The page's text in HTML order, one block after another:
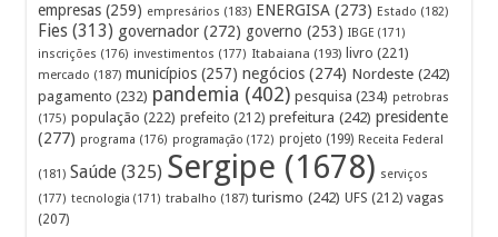
empresas (259) empresários (183) ENERGISA (273) Estado (182)
Fies (313) governador (272) governo (253) IBGE (171)
inscrições (176) investimentos (177) Itabaiana (193) livro (221)
mercado (187) municípios (257) negócios (274) Nordeste (242)
pagamento (232) pandemia (402) pesquisa (234) petrobras
(175) população (222) prefeito (212) prefeitura (242) presidente
(277) programa (176) programação (172) projeto (199) Receita Federal
(181) Saúde (325) Sergipe (1678) serviços
(177) tecnologia (171) trabalho (187) turismo (242) UFS (212) vagas
(207)